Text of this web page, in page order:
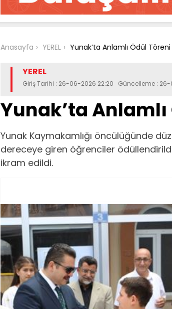
Anasayfa YEREL Yunak’ta Anlamlı Ödül Töreni
YEREL
Giriş Tarihi : 26-06-2026 22:20 Güncelleme :
Yunak’ta
Yunak Kaymakamlığı öncülüğünde
dereceye giren öğrenciler
ikram edildi.